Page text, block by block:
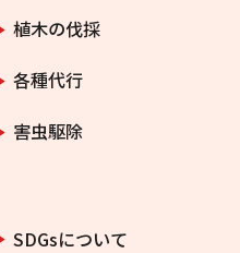
植木の伐採
各種代行
害虫駆除
SDGsについて